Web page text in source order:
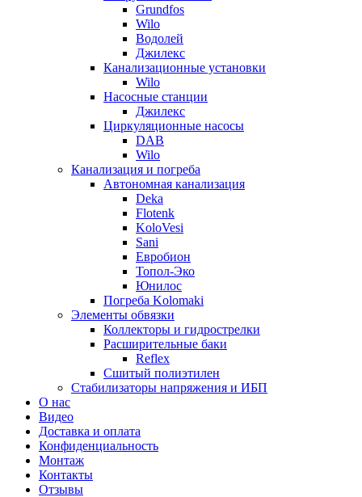
Grundfos
Wilo
Водолей
Джилекс
Канализационные установки
Wilo
Насосные станции
Джилекс
Циркуляционные насосы
DAB
Wilo
Канализация и погреба
Автономная канализация
Deka
Flotenk
KoloVesi
Sani
Евробион
Топол-Эко
Юнилос
Погреба Kolomaki
Элементы обвязки
Коллекторы и гидрострелки
Расширительные баки
Reflex
Сшитый полиэтилен
Стабилизаторы напряжения и ИБП
О нас
Видео
Доставка и оплата
Конфиденциальность
Монтаж
Контакты
Отзывы